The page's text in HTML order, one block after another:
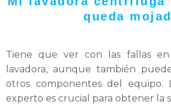
queda
Tiene que ver con las fallas
lavadora, aunque también
otros componentes del equipo.
experto es crucial para obtener la